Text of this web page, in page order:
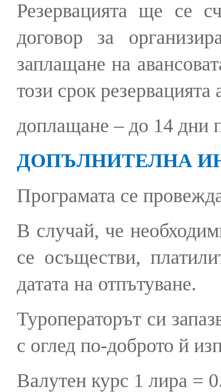
Резервацията ще се
договор за
заплащане на
този срок
доплащане – до 14 дни
ДОПЪЛНИТЕЛНА
Програмата се
В случай, че
се осъществи,
датата на отпътуване.
Туроператорът си
с оглед по-доброто й
Валутен курс 1 лира =